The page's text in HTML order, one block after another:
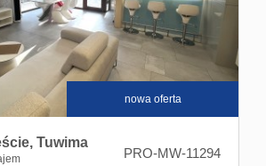
nowa oferta
Tuwima
PRO-MW-11294